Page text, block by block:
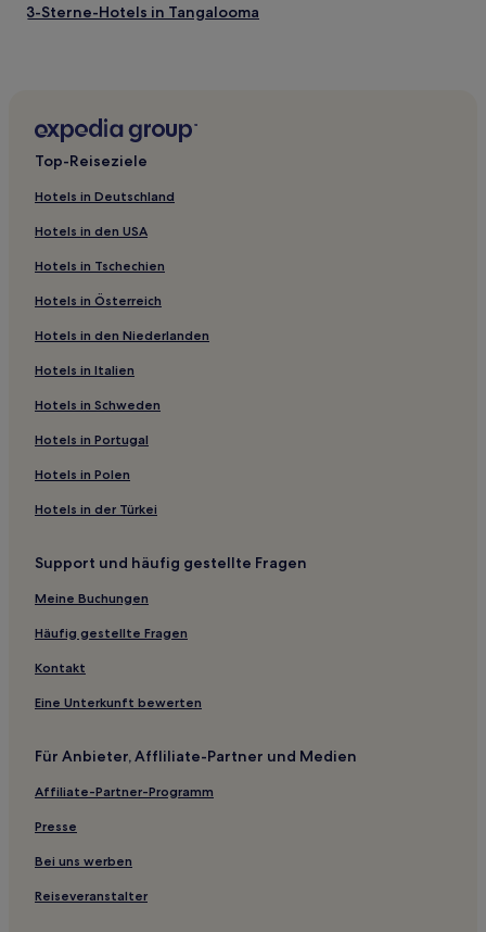
3-Sterne-Hotels in Tangalooma
5-Sterne-Hotels in Tamborine Mountain
3-Sterne-Hotels in Tamborine Mountain
5-Sterne-Hotels in Wilson Outlook Reserve
Motels in Brisbane
Ferienwohnungen in South Brisbane
Ferienwohnungen in South Bank
Motels in Toowoomba
Aparthotels in Mudjimba Beach
Motels in Mudjimba Beach
Aparthotels in Yaroomba Beach
Ferienwohnungen in Hamilton
Ferienwohnungen in Streets Beach
Aparthotels in Maroochydore Beach
Campingplätze in Sunshine Coast
Hotels mit Parkplatz in Alexandra Headland
Familien in Maroochydore
Luxus in Maroochydore
Hotels mit Fitnessbereich in Noosa Heads
Familien in Noosa Heads
Familien in Bowen Hills
Lgbtqia-Freundliche in Brisbane
Hotels mit Parkplatz in Brisbane
Top-Reiseziele
Hotels in Deutschland
Hotels in den USA
Hotels in Tschechien
Hotels in Österreich
Hotels in den Niederlanden
Hotels in Italien
Hotels in Schweden
Hotels in Portugal
Hotels in Polen
Hotels in der Türkei
Support und häufig gestellte Fragen
Meine Buchungen
Häufig gestellte Fragen
Kontakt
Eine Unterkunft bewerten
Für Anbieter, Affliliate-Partner und Medien
Affiliate-Partner-Programm
Presse
Bei uns werben
Reiseveranstalter